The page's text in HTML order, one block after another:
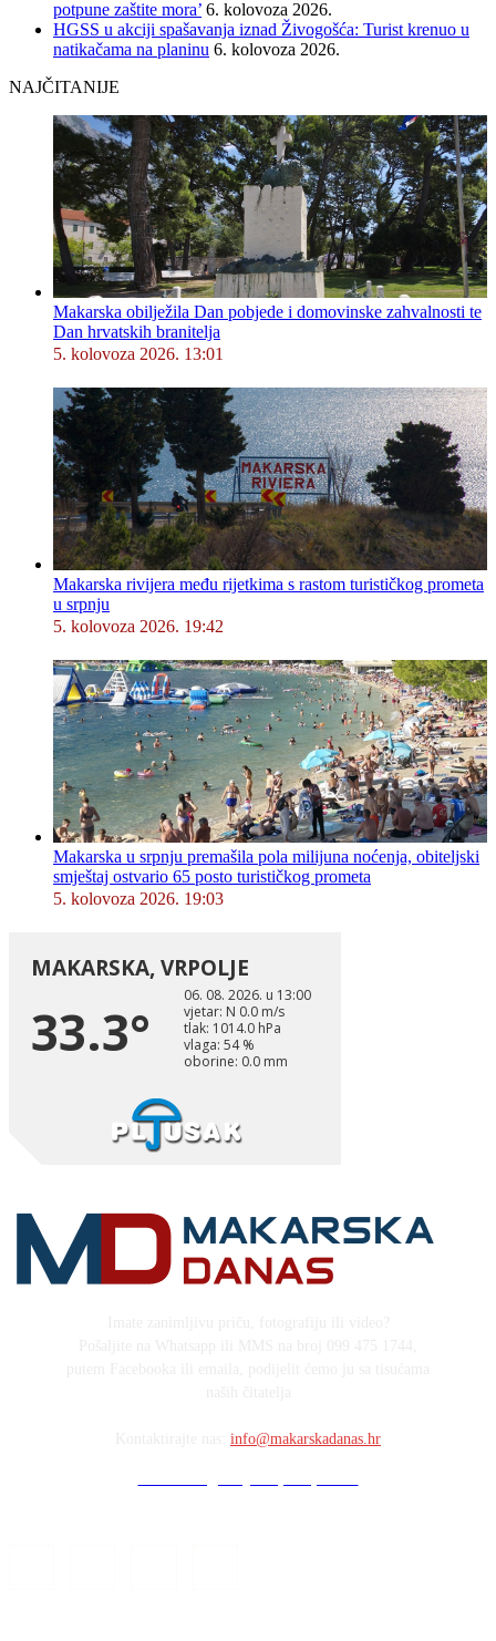
potpune zaštite mora’ 6. kolovoza 2026.
HGSS u akciji spašavanja iznad Živogošća: Turist krenuo u
natikačama na planinu 6. kolovoza 2026.
NAJČITANIJE
Makarska obilježila Dan pobjede i domovinske zahvalnosti te
Dan hrvatskih branitelja
5. kolovoza 2026. 13:01
Makarska rivijera među rijetkima s rastom turističkog prometa
u srpnju
5. kolovoza 2026. 19:42
Makarska u srpnju premašila pola milijuna noćenja, obiteljski
smještaj ostvario 65 posto turističkog prometa
5. kolovoza 2026. 19:03
info@makarskadanas.hr